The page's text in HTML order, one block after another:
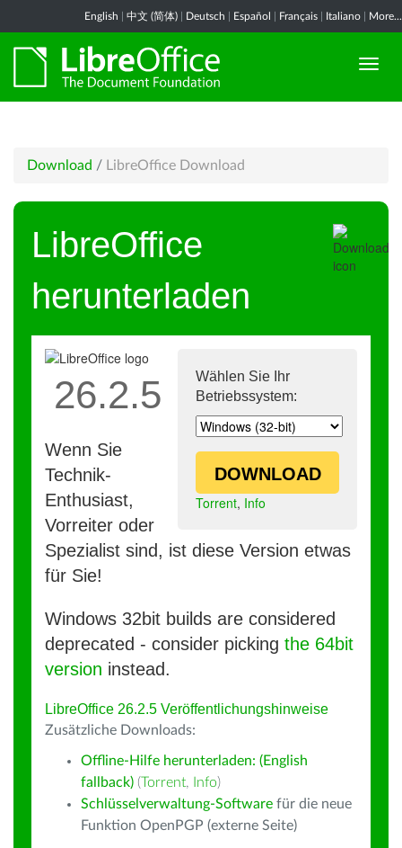
English 中文 (简体) Deutsch Español Français Italiano More...
Download / LibreOffice Download
LibreOffice
herunterladen
Wählen Sie Ihr
Betriebssystem:
DOWNLOAD
Torrent, Info
26.2.5
Wenn Sie
Technik-
Enthusiast,
Vorreiter oder
Spezialist sind, ist diese Version etwas
für Sie!
Windows 32bit builds are considered
deprecated - consider picking the 64bit
version instead.
LibreOffice 26.2.5 Veröffentlichungshinweise
Zusätzliche Downloads:
Offline-Hilfe herunterladen: (English
fallback) (Torrent, Info)
Schlüsselverwaltung-Software für die neue
Funktion OpenPGP (externe Seite)